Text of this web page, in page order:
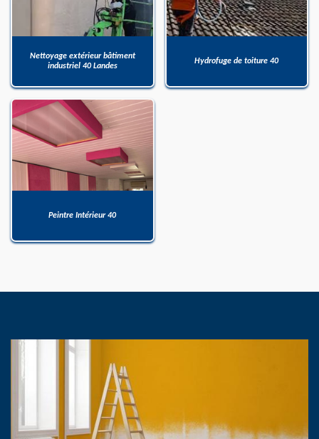
Nettoyage extérieur bâtiment
industriel 40 Landes
Hydrofuge de toiture 40
Peintre Intérieur 40